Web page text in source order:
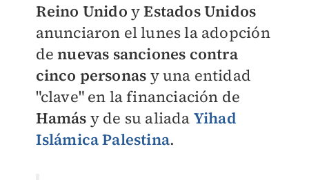
Reino Unido yEstados Unidos
anunciaron el lunes la adopción
denuevas sanciones contra
cinco personas y una entidad
"clave" en la financiación de
Hamás y de su aliada Yihad
Islámica Palestina.